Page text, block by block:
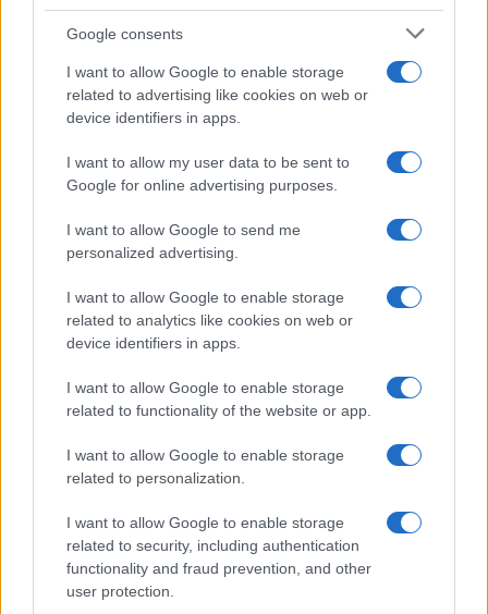
Google consents
I want to allow Google to enable storage
related to advertising like cookies on web or
device identifiers in apps.
I want to allow my user data to be sent to
Google for online advertising purposes.
I want to allow Google to send me
personalized advertising.
I want to allow Google to enable storage
related to analytics like cookies on web or
device identifiers in apps.
I want to allow Google to enable storage
related to functionality of the website or app.
I want to allow Google to enable storage
related to personalization.
I want to allow Google to enable storage
related to security, including authentication
functionality and fraud prevention, and other
user protection.